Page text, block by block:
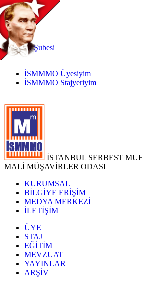
TR
|
EN
İnternetŞubesi
İSMMMO Üyesiyim
İSMMMO Stajyeriyim
İSTANBUL SERBEST
MALİ MÜŞAVİRLER ODASI
KURUMSAL
BİLGİYE ERİŞİM
MEDYA MERKEZİ
İLETİŞİM
ÜYE
STAJ
EĞİTİM
MEVZUAT
YAYINLAR
ARŞİV